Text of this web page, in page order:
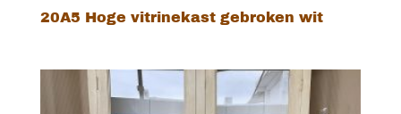
20A5 Hoge vitrinekast gebroken wit